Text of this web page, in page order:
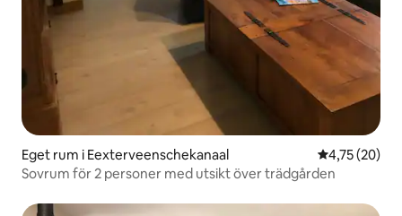
Eget rum i Eexterveenschekanaal 4,75 av 5 i
4,75 (20)
Sovrum för 2 personer med utsikt över trädgården